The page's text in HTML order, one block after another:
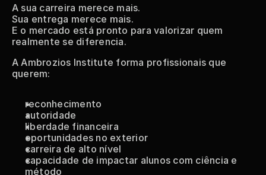
A sua carreira merece mais.
Sua entrega merece mais.
E o mercado está pronto para valorizar quem
realmente se diferencia.
A Ambrozios Institute forma profissionais que
querem:
reconhecimento
autoridade
liberdade financeira
oportunidades no exterior
carreira de alto nível
capacidade de impactar alunos com ciência e
método